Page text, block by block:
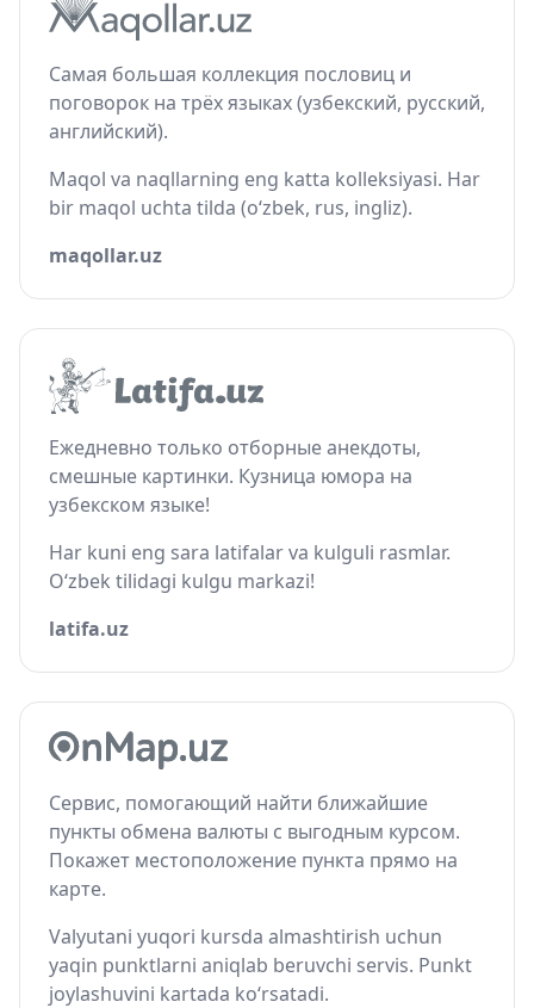
Самая большая коллекция пословиц и
поговорок на трёх языках (узбекский, русский,
английский).
Maqol va naqllarning eng katta kolleksiyasi. Har
bir maqol uchta tilda (o‘zbek, rus, ingliz).
maqollar.uz
Ежедневно только отборные анекдоты,
смешные картинки. Кузница юмора на
узбекском языке!
Har kuni eng sara latifalar va kulguli rasmlar.
O‘zbek tilidagi kulgu markazi!
latifa.uz
Сервис, помогающий найти ближайшие
пункты обмена валюты с выгодным курсом.
Покажет местоположение пункта прямо на
карте.
Valyutani yuqori kursda almashtirish uchun
yaqin punktlarni aniqlab beruvchi servis. Punkt
joylashuvini kartada ko‘rsatadi.